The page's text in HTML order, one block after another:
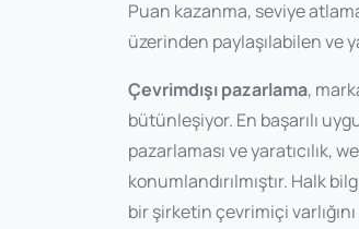
Puan kazanma, seviye
üzerinden paylaşılabilen ve
Çevrimdışı pazarlama,
bütünleşiyor. En başarılı
pazarlaması ve yaratıcılık,
konumlandırılmıştır. Halk
bir şirketin çevrimiçi